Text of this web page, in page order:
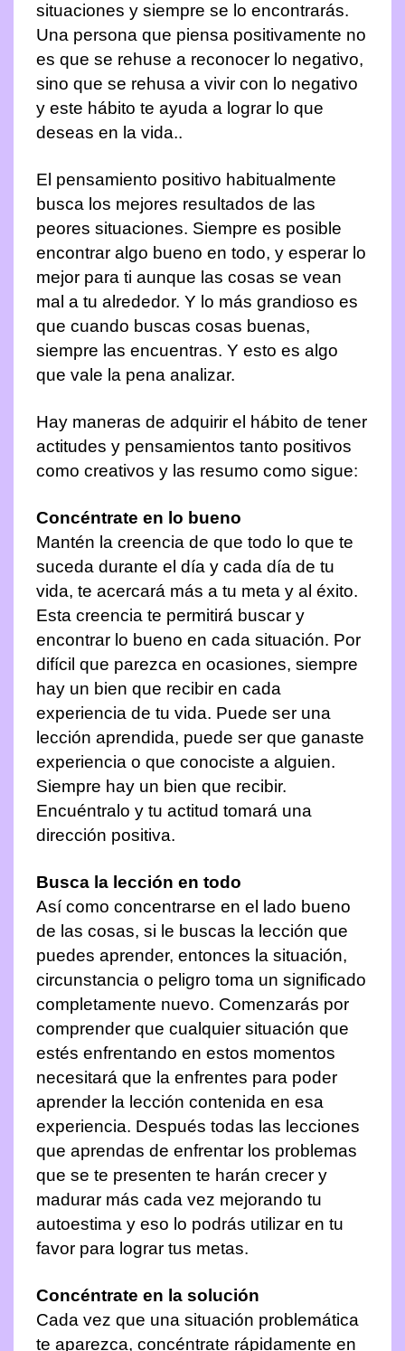
situaciones y siempre se lo encontrarás.
Una persona que piensa positivamente no
es que se rehuse a reconocer lo negativo,
sino que se rehusa a vivir con lo negativo
y este hábito te ayuda a lograr lo que
deseas en la vida..
El pensamiento positivo habitualmente
busca los mejores resultados de las
peores situaciones. Siempre es posible
encontrar algo bueno en todo, y esperar lo
mejor para ti aunque las cosas se vean
mal a tu alrededor. Y lo más grandioso es
que cuando buscas cosas buenas,
siempre las encuentras. Y esto es algo
que vale la pena analizar.
Hay maneras de adquirir el hábito de tener
actitudes y pensamientos tanto positivos
como creativos y las resumo como sigue:
Concéntrate en lo bueno
Mantén la creencia de que todo lo que te
suceda durante el día y cada día de tu
vida, te acercará más a tu meta y al éxito.
Esta creencia te permitirá buscar y
encontrar lo bueno en cada situación. Por
difícil que parezca en ocasiones, siempre
hay un bien que recibir en cada
experiencia de tu vida. Puede ser una
lección aprendida, puede ser que ganaste
experiencia o que conociste a alguien.
Siempre hay un bien que recibir.
Encuéntralo y tu actitud tomará una
dirección positiva.
Busca la lección en todo
Así como concentrarse en el lado bueno
de las cosas, si le buscas la lección que
puedes aprender, entonces la situación,
circunstancia o peligro toma un significado
completamente nuevo. Comenzarás por
comprender que cualquier situación que
estés enfrentando en estos momentos
necesitará que la enfrentes para poder
aprender la lección contenida en esa
experiencia. Después todas las lecciones
que aprendas de enfrentar los problemas
que se te presenten te harán crecer y
madurar más cada vez mejorando tu
autoestima y eso lo podrás utilizar en tu
favor para lograr tus metas.
Concéntrate en la solución
Cada vez que una situación problemática
te aparezca, concéntrate rápidamente en